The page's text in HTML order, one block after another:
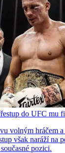
do UFC mu
volným hráčem
však naráží na
pozici.